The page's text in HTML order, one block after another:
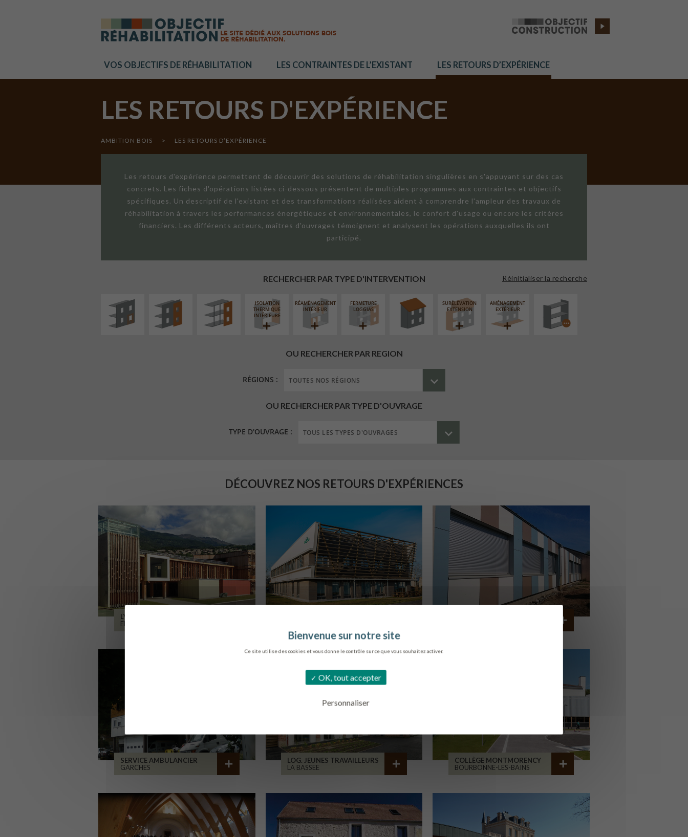
Ce site utilise des cookies et vous donne le contrôle sur ce que vous souhaitez activer.
OK, tout accepter
Personnaliser
VOS OBJECTIFS DE RÉHABILITATION LES CONTRAINTES DE L’EXISTANT LES RETOURS D’EXPÉRIENCE
LES RETOURS D'EXPÉRIENCE
AMBITION BOIS > LES RETOURS D’EXPÉRIENCE
Les retours d'expérience permettent de découvrir des solutions de réhabilitation singulières en s'appuyant sur des cas
concrets. Les fiches d'opérations listées ci-dessous présentent de multiples programmes aux contraintes et objectifs
spécifiques. Un descriptif de l'existant et des transformations réalisées aident à comprendre l'ampleur des travaux de
réhabilitation à travers les performances énergétiques et environnementales, le confort d'usage ou encore les critères
financiers. Les différents acteurs, maîtres d'ouvrages témoignent et analysent les opérations auxquelles ils ont
participé.
RECHERCHER PAR TYPE D'INTERVENTION Réinitialiser la recherche
ISOLATION
ISOLATION
THERMIQUE
INTÉRIEURE
RÉAMÉNAGEMENT
INTÉRIEUR
FERMETURE
LOGGIAS
SURÉLÉVATION
EXTENSION
AMÉNAGEMENT
EXTÉRIEUR
OU RECHERCHER PAR REGION
RÉGIONS :
OU RECHERCHER PAR TYPE D'OUVRAGE
TYPE D'OUVRAGE :
DÉCOUVREZ NOS RETOURS D'EXPÉRIENCES
LYCÉE ALPES ET DURANCE
EMBRUN
SERVICE AMBULANCIER
GARCHES
LOG. JEUNES TRAVAILLEURS
LA BASSEE
COLLÈGE MONTMORENCY
BOURBONNE-LES-BAINS